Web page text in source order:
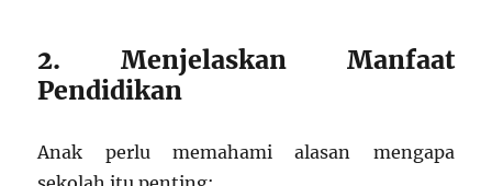
2. Menjelaskan Manfaat
Pendidikan
Anak perlu memahami alasan mengapa